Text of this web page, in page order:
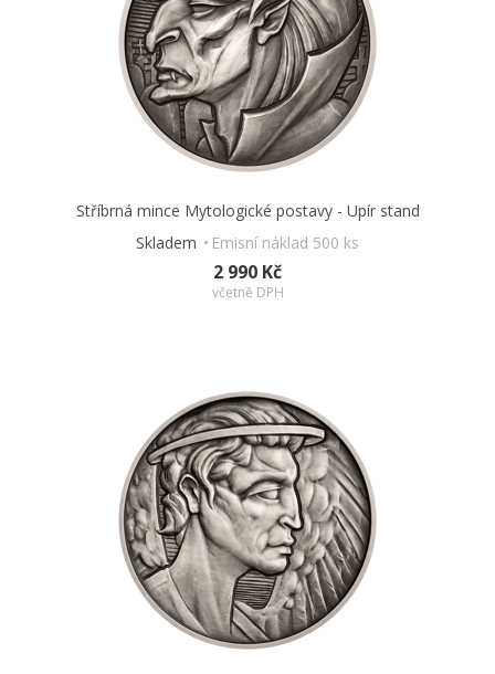
Stříbrná mince Mytologické postavy - Upír stand
Skladem
Emisní náklad 500 ks
2 990 Kč
včetně DPH